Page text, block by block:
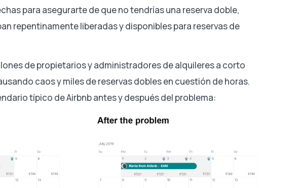
para asegurarte de que no tendrías una reserva doble,
repentinamente liberadas y disponibles para reservas de
de propietarios y administradores de alquileres a corto
caos y miles de reservas dobles en cuestión de horas.
típico de Airbnb antes y después del problema: